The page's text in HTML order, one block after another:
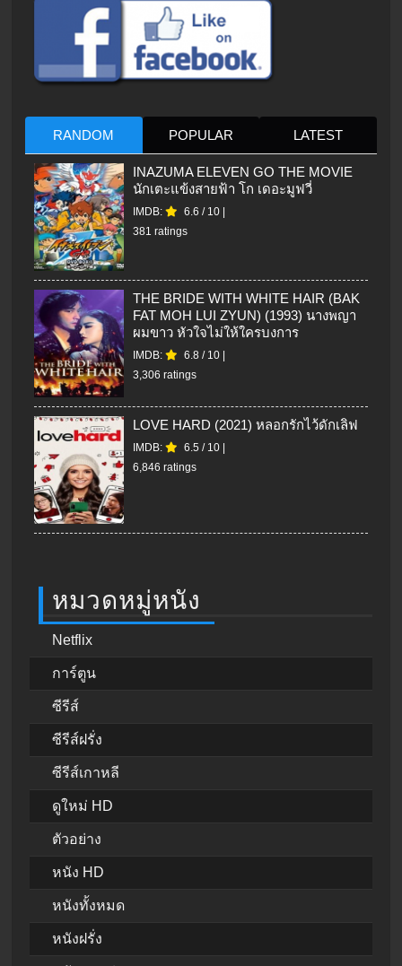
RANDOM POPULAR LATEST
INAZUMA ELEVEN GO THE MOVIE
นักเตะแข้งสายฟ้า โก เดอะมูฟวี่
IMDB: 6.6 / 10 |
381 ratings
THE BRIDE WITH WHITE HAIR (BAK
FAT MOH LUI ZYUN) (1993) นางพญา
ผมขาว หัวใจไม่ให้ใครบงการ
IMDB: 6.8 / 10 |
3,306 ratings
LOVE HARD (2021) หลอกรักไว้ดักเลิฟ
IMDB: 6.5 / 10 |
6,846 ratings
หมวดหมู่หนัง
Netflix
การ์ตูน
ซีรีส์
ซีรีส์ฝรั่ง
ซีรีส์เกาหลี
ดูใหม่ HD
ตัวอย่าง
หนัง HD
หนังทั้งหมด
หนังฝรั่ง